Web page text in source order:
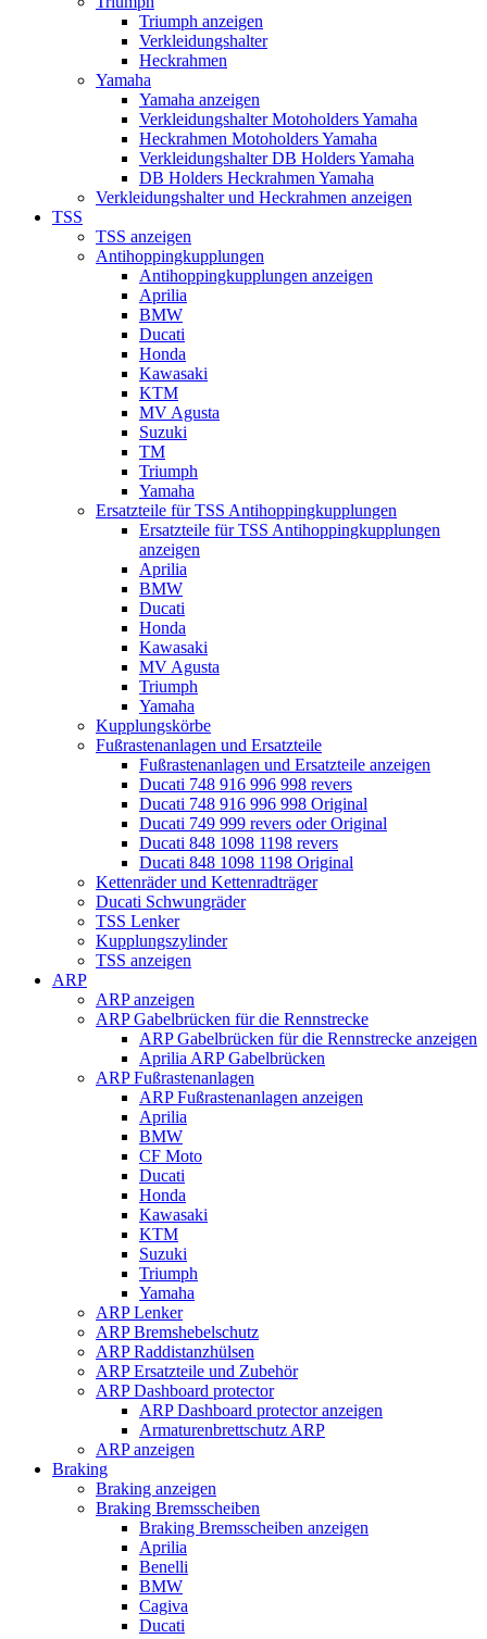
Triumph anzeigen
Verkleidungshalter
Heckrahmen
Yamaha
Yamaha anzeigen
Verkleidungshalter Motoholders Yamaha
Heckrahmen Motoholders Yamaha
Verkleidungshalter DB Holders Yamaha
DB Holders Heckrahmen Yamaha
Verkleidungshalter und Heckrahmen anzeigen
TSS
TSS anzeigen
Antihoppingkupplungen
Antihoppingkupplungen anzeigen
Aprilia
BMW
Ducati
Honda
Kawasaki
KTM
MV Agusta
Suzuki
TM
Triumph
Yamaha
Ersatzteile für TSS Antihoppingkupplungen
Ersatzteile für TSS Antihoppingkupplungen
anzeigen
Aprilia
BMW
Ducati
Honda
Kawasaki
MV Agusta
Triumph
Yamaha
Kupplungskörbe
Fußrastenanlagen und Ersatzteile
Fußrastenanlagen und Ersatzteile anzeigen
Ducati 748 916 996 998 revers
Ducati 748 916 996 998 Original
Ducati 749 999 revers oder Original
Ducati 848 1098 1198 revers
Ducati 848 1098 1198 Original
Kettenräder und Kettenradträger
Ducati Schwungräder
TSS Lenker
Kupplungszylinder
TSS anzeigen
ARP
ARP anzeigen
ARP Gabelbrücken für die Rennstrecke
ARP Gabelbrücken für die Rennstrecke anzeigen
Aprilia ARP Gabelbrücken
ARP Fußrastenanlagen
ARP Fußrastenanlagen anzeigen
Aprilia
BMW
CF Moto
Ducati
Honda
Kawasaki
KTM
Suzuki
Triumph
Yamaha
ARP Lenker
ARP Bremshebelschutz
ARP Raddistanzhülsen
ARP Ersatzteile und Zubehör
ARP Dashboard protector
ARP Dashboard protector anzeigen
Armaturenbrettschutz ARP
ARP anzeigen
Braking
Braking anzeigen
Braking Bremsscheiben
Braking Bremsscheiben anzeigen
Aprilia
Benelli
BMW
Cagiva
Ducati